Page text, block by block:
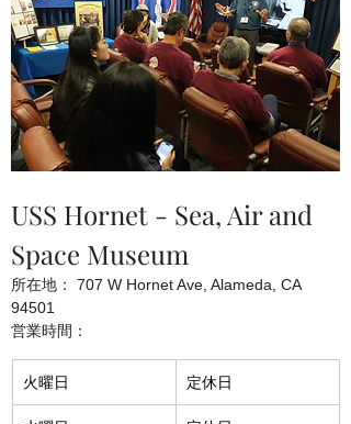
USS Hornet - Sea, Air and
Space Museum
所在地 ： 707 W Hornet Ave, Alameda, CA
94501
営業時間 ：
火曜日 定休日